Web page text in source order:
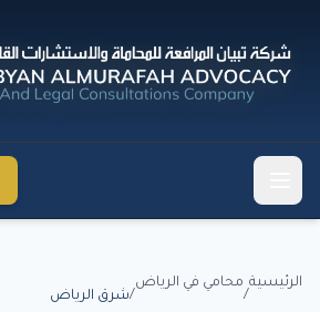
الرئيسية
/
محامي في الرياض
/شرق الرياض